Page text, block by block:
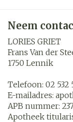
Neem
LORIES GRIET
Frans Van der
1750 Lennik
Telefoon: 02 532
E-mailadres:
APB nummer:
Apotheek